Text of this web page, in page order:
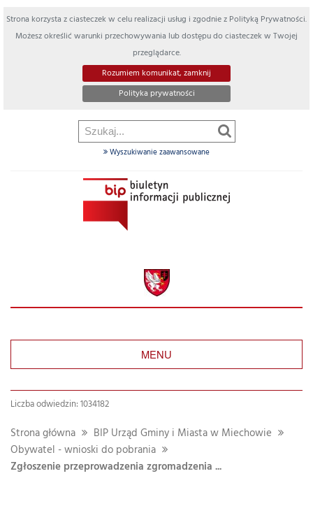
Strona korzysta z ciasteczek w celu realizacji usług i zgodnie z Polityką Prywatności.
Możesz określić warunki przechowywania lub dostępu do ciasteczek w Twojej
przeglądarce.
Rozumiem komunikat, zamknij
Polityka prywatności
Wyszukiwanie zaawansowane
MENU
Liczba odwiedzin: 1034182
Strona główna
BIP Urząd Gminy i Miasta w Miechowie
Obywatel - wnioski do pobrania
Zgłoszenie przeprowadzenia zgromadzenia ...